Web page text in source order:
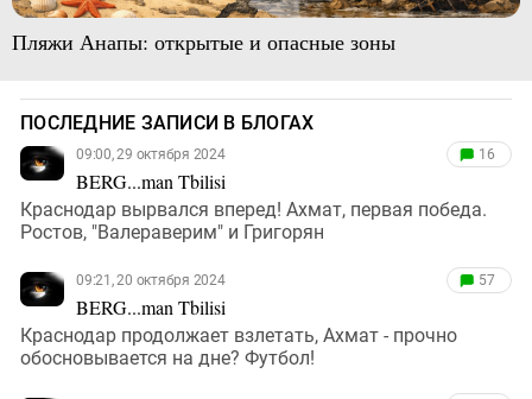
Пляжи Анапы: открытые и опасные зоны
ПОСЛЕДНИЕ ЗАПИСИ В БЛОГАХ
09:00, 29 октября 2024
BERG...man Tbilisi
16
Краснодар вырвался вперед! Ахмат, первая победа.
Ростов, "Валераверим" и Григорян
09:21, 20 октября 2024
BERG...man Tbilisi
57
Краснодар продолжает взлетать, Ахмат - прочно
обосновывается на дне? Футбол!